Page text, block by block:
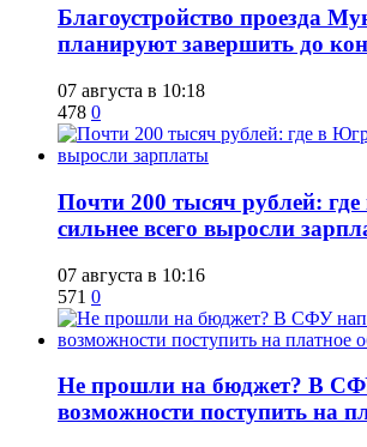
Благоустройство проезда
планируют завершить до
07 августа в 10:18
478 0
​Почти 200 тысяч рублей:
сильнее всего выросли
07 августа в 10:16
571 0
Не прошли на бюджет? В
возможности поступить на